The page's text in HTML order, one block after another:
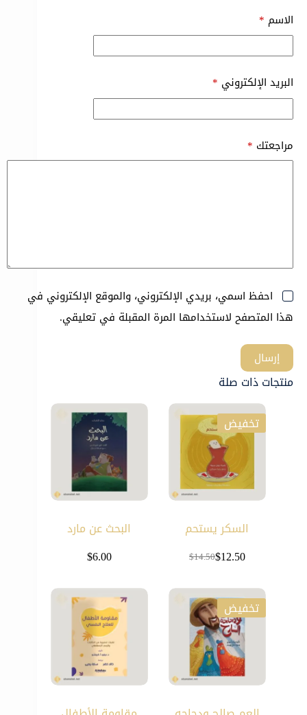
الاسم *
البريد الإلكتروني *
مراجعتك *
احفظ اسمي، بريدي الإلكتروني، والموقع الإلكتروني في
هذا المتصفح لاستخدامها المرة المقبلة في تعليقي.
إرسال
منتجات ذات صلة
تخفيض
السكر يستحم
$14.50
السعر
الأصلي
هو:
$14.50.
$12.50السعر
الحالي
هو:
$12.50.
البحث عن مارد
$6.00
تخفيض